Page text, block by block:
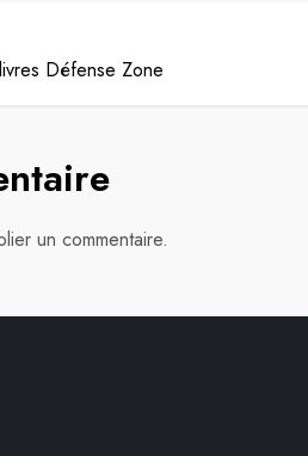
Défense Zone
un commentaire.